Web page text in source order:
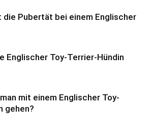
die Pubertät bei einem Englischer
Englischer Toy-Terrier-Hündin
mit einem Englischer Toy-
gehen?